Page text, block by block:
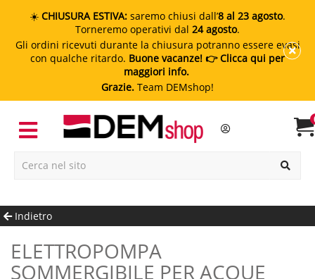
☀️ CHIUSURA ESTIVA: saremo chiusi dall’8 al 23 agosto.
Torneremo operativi dal 24 agosto.
Gli ordini ricevuti durante la chiusura potranno essere evasi
con qualche ritardo. Buone vacanze! 👉 Clicca qui per
maggiori info.
Grazie. Team DEMshop!
Indietro
ELETTROPOMPA
SOMMERGIBILE PER ACQUE